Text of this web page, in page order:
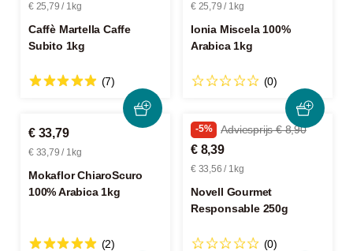
€ 25,79 / 1kg
Caffè Martella Caffe
Subito 1kg
(7)
€ 25,79 / 1kg
Ionia Miscela 100%
Arabica 1kg
(0)
€ 33,79
€ 33,79 / 1kg
Mokaflor ChiaroScuro
100% Arabica 1kg
(2)
-5% Adviesprijs € 8,90
€ 8,39
€ 33,56 / 1kg
Novell Gourmet
Responsable 250g
(0)